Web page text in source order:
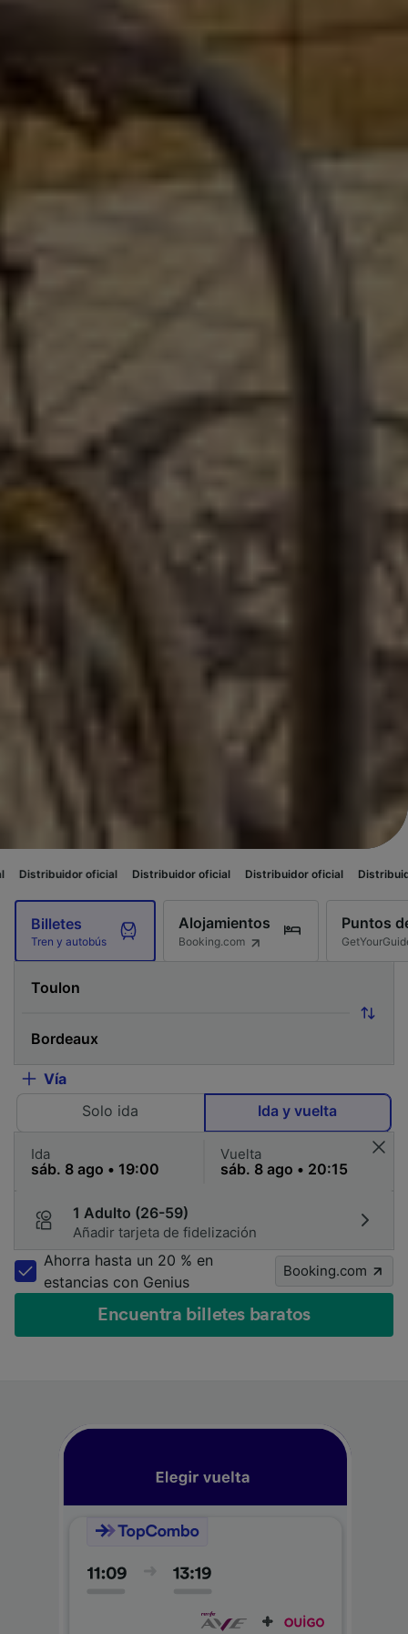
Distribuidor oficial Distribuidor oficial Distribuidor oficial
Billetes
Tren y autobús
Alojamientos
Booking.com
Puntos
Vía
Solo ida
Ida y vuelta
Ida Vuelta
1 Adulto (26-59)
Añadir tarjeta de fidelización
Ahorra hasta un 20 % en
estancias con Genius
Booking.com
Encuentra billetes baratos